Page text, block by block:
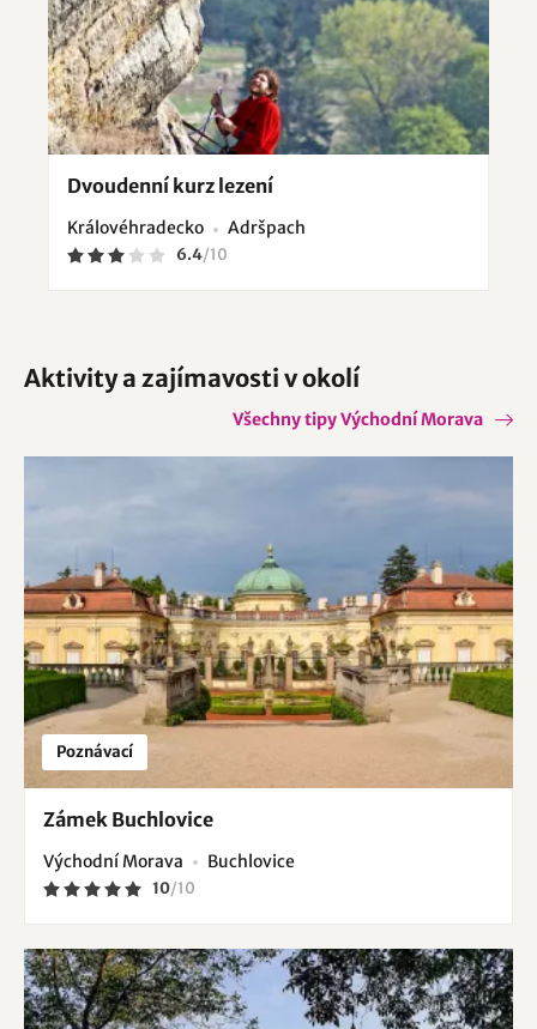
Dvoudenní kurz lezení
Královéhradecko Adršpach
6.4/10
Aktivity a zajímavosti v okolí
Všechny tipy Východní Morava
Poznávací
Zámek Buchlovice
Východní Morava Buchlovice
10/10